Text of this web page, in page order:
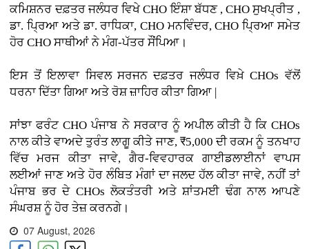
ਕਮਿਸ਼ਨਰ ਦਫ਼ਤਰ ਜਲੰਧਰ ਵਿਖੇ CHO ਇੰਸ਼ਾ ਬੱਧਣ , CHO ਸੁਖਪ੍ਰੀਤ ,
ਡਾ. ਪ੍ਰਿਆ ਅਤੇ ਡਾ. ਰਾਧਿਕਾ, CHO ਮਨਵਿੰਦਰ, CHO ਪ੍ਰਿਆ ਸਮੇਤ
ਹੋਰ CHO ਸਾਥੀਆਂ ਨੇ ਮੰਗ-ਪੱਤਰ ਸੌਂਪਿਆ।
ਇਸ ਤੋਂ ਇਲਾਵਾ ਸਿਵਲ ਸਰਜਨ ਦਫ਼ਤਰ ਜਲੰਧਰ ਵਿਖ਼ੇ CHOs ਵੱਲੋਂ
ਧਰਨਾ ਦਿੱਤਾ ਗਿਆ ਅਤੇ ਰੋਸ਼ ਜ਼ਾਹਿਰ ਕੀਤਾ ਗਿਆ |
ਸਾਂਝਾ ਫਰੰਟ CHO ਪੰਜਾਬ ਨੇ ਸਰਕਾਰ ਨੂੰ ਅਪੀਲ ਕੀਤੀ ਹੈ ਕਿ CHOs
ਨਾਲ ਕੀਤੇ ਵਾਅਦੇ ਤੁਰੰਤ ਲਾਗੂ ਕੀਤੇ ਜਾਣ, ₹5,000 ਦੀ ਰਕਮ ਨੂੰ ਤਨਖਾਹ
ਵਿੱਚ ਮਰਜ ਕੀਤਾ ਜਾਵੇ, ਗੈਰ-ਵਿਵਹਾਰਕ ਗਾਈਡਲਾਈਨਾਂ ਵਾਪਸ
ਲਈਆਂ ਜਾਣ ਅਤੇ ਹੋਰ ਲੰਬਿਤ ਮੰਗਾਂ ਦਾ ਜਲਦ ਹੱਲ ਕੀਤਾ ਜਾਵੇ, ਨਹੀਂ ਤਾਂ
ਪੰਜਾਬ ਭਰ ਦੇ CHOs ਲੋਕਤੰਤਰੀ ਅਤੇ ਸ਼ਾਂਤਮਈ ਢੰਗ ਨਾਲ ਆਪਣੇ
ਸੰਘਰਸ਼ ਨੂੰ ਹੋਰ ਤੇਜ਼ ਕਰਨਗੇ।
07 August, 2026